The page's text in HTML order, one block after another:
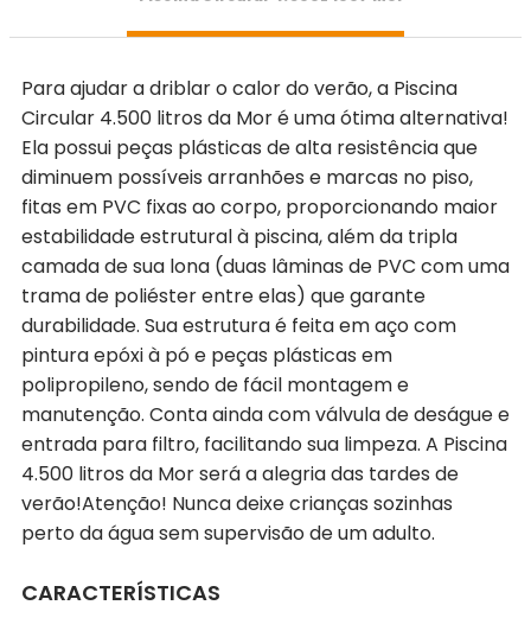
Para ajudar a driblar o calor do verão, a Piscina
Circular 4.500 litros da Mor é uma ótima alternativa!
Ela possui peças plásticas de alta resistência que
diminuem possíveis arranhões e marcas no piso,
fitas em PVC fixas ao corpo, proporcionando maior
estabilidade estrutural à piscina, além da tripla
camada de sua lona (duas lâminas de PVC com uma
trama de poliéster entre elas) que garante
durabilidade. Sua estrutura é feita em aço com
pintura epóxi à pó e peças plásticas em
polipropileno, sendo de fácil montagem e
manutenção. Conta ainda com válvula de deságue e
entrada para filtro, facilitando sua limpeza. A Piscina
4.500 litros da Mor será a alegria das tardes de
verão!Atenção! Nunca deixe crianças sozinhas
perto da água sem supervisão de um adulto.
CARACTERÍSTICAS